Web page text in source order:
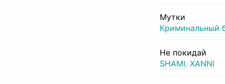
Мутки
Криминальный
Не покидай
SHAMI, XANNI